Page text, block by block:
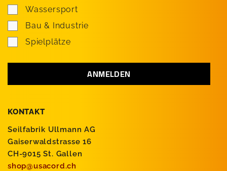
KONTAKT
Seilfabrik Ullmann AG
Gaiserwaldstrasse 16
CH-9015 St. Gallen
shop@usacord.ch
Wassersport
Bau & Industrie
Spielplätze